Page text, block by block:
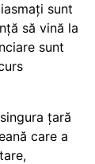
sunt
să vină la
sunt
țară
care a